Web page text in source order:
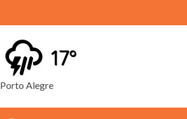
Porto Alegre
17°